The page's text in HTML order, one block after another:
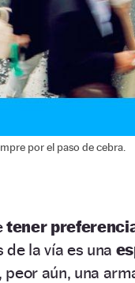
por el paso de cebra.
tener
la vía es una
aún, una